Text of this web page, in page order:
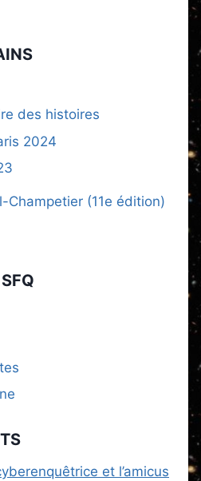
des histoires
2024
Champetier (11e édition)
et l’amicus